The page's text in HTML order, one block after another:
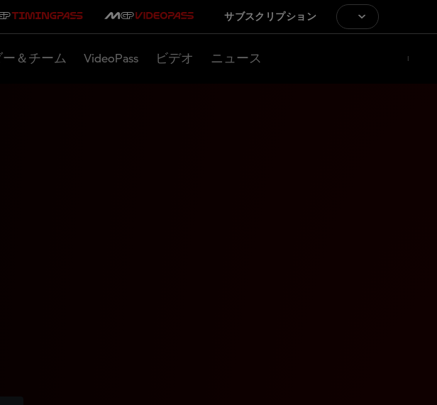
サブスクリプション
ー＆チーム VideoPass ビデオ ニュース